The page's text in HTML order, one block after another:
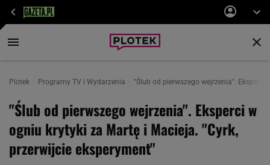
Plotek Programy TV i Wydarzenia "Ślub od pierwszego wejrzenia".
"Ślub od pierwszego wejrzenia". Eksperci w
ogniu krytyki za Martę i Macieja. "Cyrk,
przerwijcie eksperyment"